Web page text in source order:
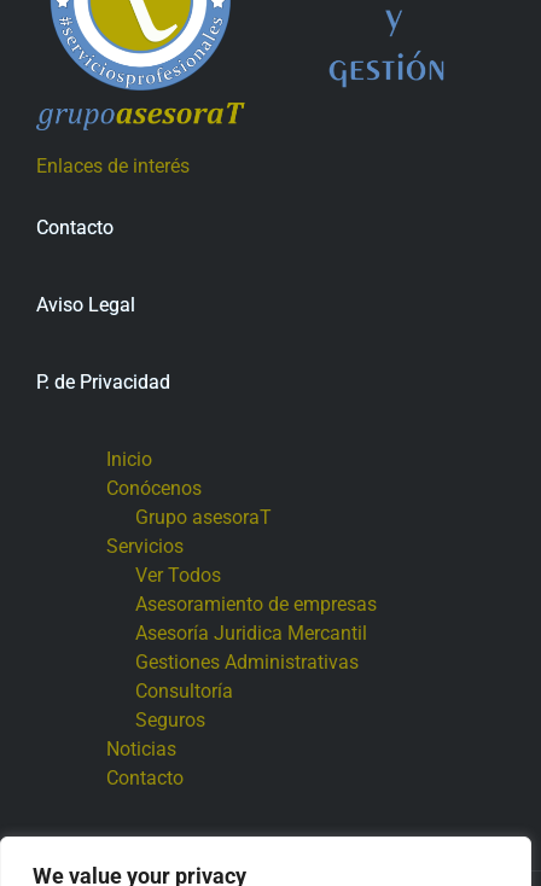
We value your privacy
Enlaces de interés
Contacto
Aviso Legal
P. de Privacidad
Inicio
Conócenos
Grupo asesoraT
Servicios
Ver Todos
Asesoramiento de empresas
Asesoría Juridica Mercantil
Gestiones Administrativas
Consultoría
Seguros
Noticias
Contacto